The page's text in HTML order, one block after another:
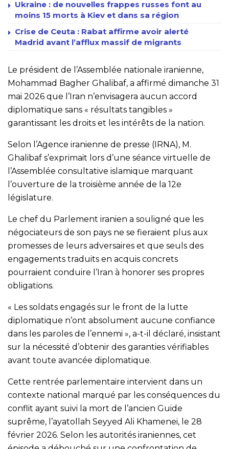
Ukraine : de nouvelles frappes russes font au
moins 15 morts à Kiev et dans sa région
Crise de Ceuta : Rabat affirme avoir alerté
Madrid avant l’afflux massif de migrants
Le président de l’Assemblée nationale iranienne,
Mohammad Bagher Ghalibaf, a affirmé dimanche 31
mai 2026 que l’Iran n’envisagera aucun accord
diplomatique sans « résultats tangibles »
garantissant les droits et les intérêts de la nation.
Selon l’Agence iranienne de presse (IRNA), M.
Ghalibaf s’exprimait lors d’une séance virtuelle de
l’Assemblée consultative islamique marquant
l’ouverture de la troisième année de la 12e
législature.
Le chef du Parlement iranien a souligné que les
négociateurs de son pays ne se fieraient plus aux
promesses de leurs adversaires et que seuls des
engagements traduits en acquis concrets
pourraient conduire l’Iran à honorer ses propres
obligations.
« Les soldats engagés sur le front de la lutte
diplomatique n’ont absolument aucune confiance
dans les paroles de l’ennemi », a-t-il déclaré, insistant
sur la nécessité d’obtenir des garanties vérifiables
avant toute avancée diplomatique.
Cette rentrée parlementaire intervient dans un
contexte national marqué par les conséquences du
conflit ayant suivi la mort de l’ancien Guide
suprême, l’ayatollah Seyyed Ali Khamenei, le 28
février 2026. Selon les autorités iraniennes, cet